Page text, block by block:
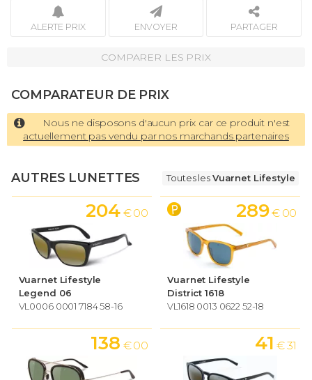
ALERTE PRIX ENVOYER PARTAGER
COMPARER LES PRIX
COMPARATEUR DE PRIX
Nous ne disposons d'aucun prix car ce produit n'est
actuellement pas vendu par nos marchands partenaires
AUTRES LUNETTES Toutes lesVuarnet Lifestyle
Vuarnet Lifestyle
Legend 06
VL0006 0001 7184 58-16
204 € 00
Vuarnet Lifestyle
District 1618
VL1618 0013 0622 52-18
289 € 00
138 € 00 41 € 31